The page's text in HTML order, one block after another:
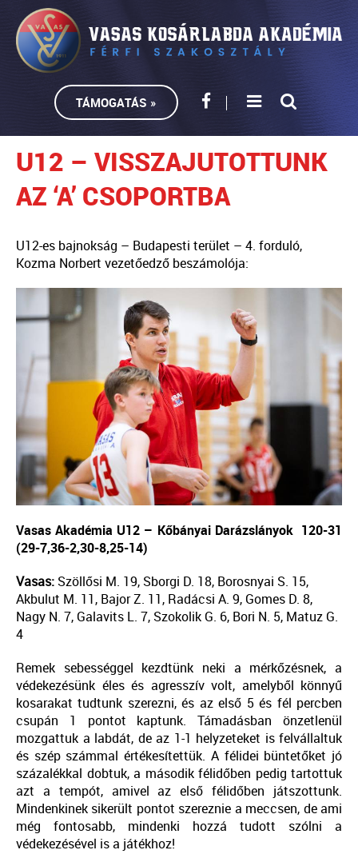
TÁMOGATÁS »
U12 – VISSZAJUTOTTUNK
AZ ‘A’ CSOPORTBA
U12-es bajnokság – Budapesti terület – 4. forduló,
Kozma Norbert vezetőedző beszámolója:
Vasas Akadémia U12 – Kőbányai Darázslányok 120-31
(29-7,36-2,30-8,25-14)
Vasas: Szöllősi M. 19, Sborgi D. 18, Borosnyai S. 15,
Akbulut M. 11, Bajor Z. 11, Radácsi A. 9, Gomes D. 8,
Nagy N. 7, Galavits L. 7, Szokolik G. 6, Bori N. 5, Matuz G.
4
Remek sebességgel kezdtünk neki a mérkőzésnek, a
védekezésünk éles és agresszív volt, amelyből könnyű
kosarakat tudtunk szerezni, és az első 5 és fél percben
csupán 1 pontot kaptunk. Támadásban önzetlenül
mozgattuk a labdát, de az 1-1 helyzeteket is felvállaltuk
és szép számmal értékesítettük. A félidei büntetőket jó
százalékkal dobtuk, a második félidőben pedig tartottuk
azt a tempót, amivel az első félidőben játszottunk.
Mindenkinek sikerült pontot szereznie a meccsen, de ami
még fontosabb, mindenki hozzá tudott szólni a
védekezésével is a játékhoz!